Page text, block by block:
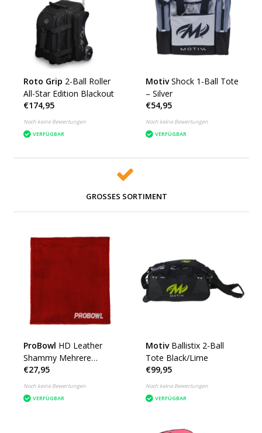
Roto Grip 2-Ball Roller
All-Star Edition Blackout
€174,95
Noch keine Bewertungen
VERFÜGBAR
Motiv Shock 1-Ball Tote
– Silver
€54,95
Noch keine Bewertungen
VERFÜGBAR
GROSSES SORTIMENT
ProBowl HD Leather
Shammy Mehrere
Farben
€27,95
Noch keine Bewertungen
VERFÜGBAR
Motiv Ballistix 2-Ball
Tote Black/Lime
€99,95
Noch keine Bewertungen
VERFÜGBAR